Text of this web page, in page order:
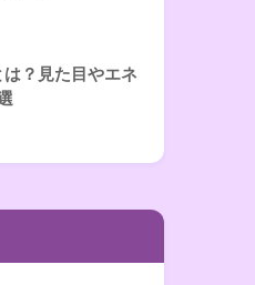
？見た目やエネ